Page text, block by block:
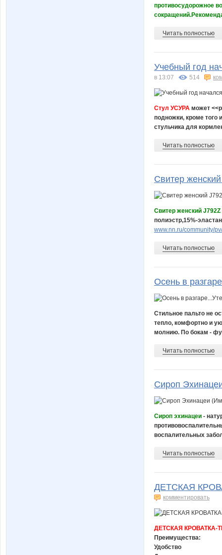
противосудорожное
Читать полностью
Учебный год
в 13:07 514
Стул УСУРА может
подножки, кроме того
стульчика для
Читать полностью
Свитер
Свитер женский J792Z
полиэстр,15%-
www.nn.ru/community/
Читать полностью
Осень в
Стильное пальто не
тепло, комфортно и
молнию. По бокам -
Читать полностью
Сироп
Сироп эхинацеи -
воспалительных
Читать полностью
ДЕТСКАЯ
комментировать
ДЕТСКАЯ КРОВАТКА-
Преимущества:
Удобство